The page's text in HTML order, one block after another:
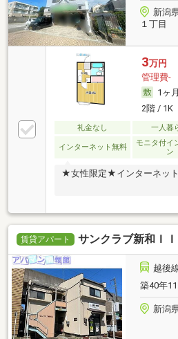
新潟
１丁目
3万円
管理費-
1ヶ月
2階 / 1K
礼金なし 一人暮
インターネット無料
モニタ付イ
ン
★女性限定★インターネッ
賃貸アパート サンクラブ新和ＩＩ
越後
築40年
新潟